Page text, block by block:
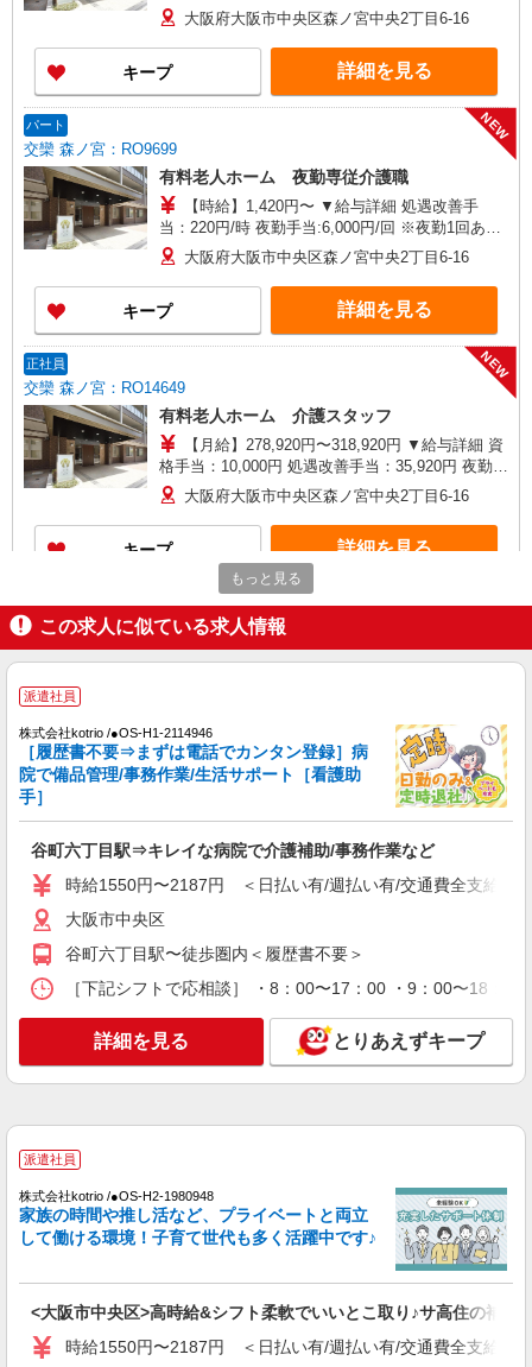
分） ※6回目以降は1回6,000円支給 ▼下記別途支
給 通勤手当 年末年始手当：380円/時 寸志あり：
年2回（6月・12月） ※業績による 特別報酬：平
均18.9万円（最高額120万円） ※2025年6月支給実
績 ※処遇改善手当は試用期間中(3ヶ月)は支給なし
大阪府大阪市中央区森ノ宮中央2丁目6-16
キープ 詳細を見る
パート
交欒 森ノ宮：RO9699
NEW
有料老人ホーム 夜勤専従介護職
【時給】1,420円〜 ▼給与詳細 処遇改善手
当：220円/時 夜勤手当:6,000円/回 ※夜勤1回あた
り28,720円（処遇改善手当含） ▼下記別途支給 通
勤手当 年末年始手当：380円/時 寸志あり：年2回
（6月・12月） ※業績による ※処遇改善手当は試
用期間中(3ヶ月)は支給なし
大阪府大阪市中央区森ノ宮中央2丁目6-16
キープ 詳細を見る
正社員
交欒 森ノ宮：RO14649
NEW
有料老人ホーム 介護スタッフ
【月給】278,920円〜318,920円 ▼給与詳細 資
格手当：10,000円 処遇改善手当：35,920円 夜勤手
当：30,000円（5回分） ※6回目以降は1回6,000円
支給 住宅手当：規定あり 精勤手当：8,000円 ▼下
記別途支給 通勤手当 年末年始手当：380円/時 賞
与年2回（6月・12月） 昇給年1回（4月） 特別報
酬：平均18.9万円（最高額120万円） ※2025年6月
支給実績 ※処遇改善手当は試用期間中(3ヶ月)は支
給なし
大阪府大阪市中央区森ノ宮中央2丁目6-16
キープ 詳細を見る
大阪城南ケアセンターそよ風：RO14394
NEW
ショートステイ 介護スタッフ
当：30,000円（5回分） ※6回目以降は1回6,000円
支給 住宅手当：規定あり 精勤手当：8,000円 ▼下
記別途支給 通勤手当 年末年始手当：380円/時 賞
与年2回（6月・12月） 昇給年1回（4月） 特別報
酬：平均34.1万円（最高額135万円） ※2025年6月
給なし
大阪府大阪市中央区森ノ宮中央2-5-3
キープ 詳細を見る
パート
大阪城南ケアセンターそよ風：RO13776
ショートステイ 介護スタッフ
善手当：200円/時 ▼下記別途支給 通勤手当 年末
年始手当：380円/時 寸志あり：年2回（6月・12
月） ※業績による ※処遇改善手当は試用期間中(3
キープ 詳細を見る
NEW
ショートステイ 介護スタッフ
分） ※6回目以降は1回6,000円支給 ▼下記別途支
給 通勤手当 年末年始手当：380円/時 寸志あり：
年2回（6月・12月） ※業績による 特別報酬：平
均34.1万円（最高額135万円） ※2025年6月支給実
績 ※処遇改善手当は試用期間中(3ヶ月)は支給なし
大阪府大阪市中央区森ノ宮中央2-5-3
詳細を見る
パート
大阪城南ケアセンターそよ風：RO41508
NEW
もっと見る
この求人に似ている求人情報
派遣社員
株式会社kotrio /●OS-H1-2114946
［履歴書不要⇒まずは電話でカンタン登録］病
院で備品管理/事務作業/生活サポート［看護助
手］
谷町六丁目駅⇒キレイな病院で介護補助/事務作業など
時給1550円〜2187円 ＜日払い有/週払い有/交通費全支給(ガ
大阪市中央区
谷町六丁目駅〜徒歩圏内＜履歴書不要＞
［下記シフトで応相談］ ・8：00〜17：00 ・9：00〜18：
詳細を見る とりあえずキープ
派遣社員
株式会社kotrio /●OS-H2-1980948
家族の時間や推し活など、プライベートと両立
して働ける環境！子育て世代も多く活躍中です♪
<大阪市中央区>高時給&シフト柔軟でいいとこ取り♪サ高住の補助
時給1550円〜2187円 ＜日払い有/週払い有/交通費全支給(ガ